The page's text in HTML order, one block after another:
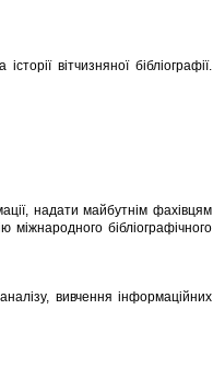
вітчизняної бібліографії.
надати майбутнім фахівцям
міжнародного бібліографічного
вивчення інформаційних